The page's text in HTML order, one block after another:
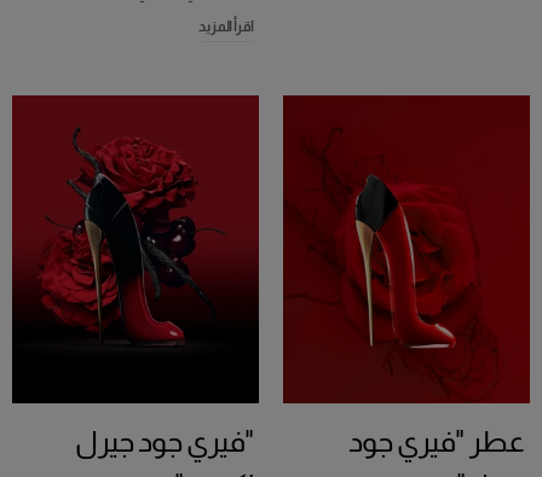
اقرأ المزيد
عطر "فيري جود
"فيري جود جيرل